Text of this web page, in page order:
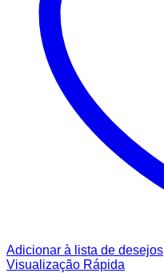
Adicionar à lista de desejos
Visualização Rápida